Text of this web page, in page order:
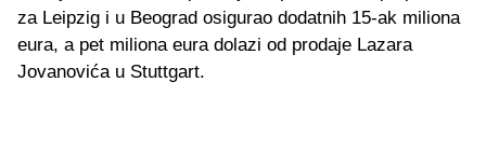
za Leipzig i u Beograd osigurao dodatnih 15-ak miliona
eura, a pet miliona eura dolazi od prodaje Lazara
Jovanovića u Stuttgart.